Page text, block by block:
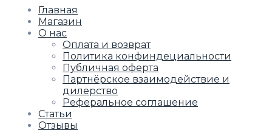
Главная
Магазин
О нас
Оплата и возврат
Политика конфиндециальности
Публичная оферта
Партнёрское взаимодействие и
дилерство
Реферальное соглашение
Статьи
Отзывы